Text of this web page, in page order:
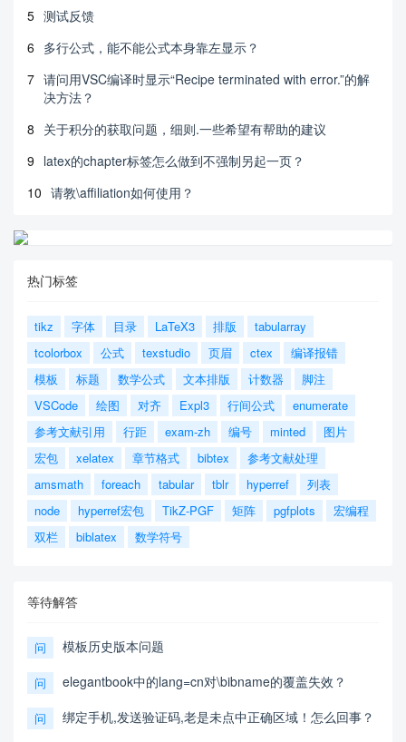
5 测试反馈
6 多行公式，能不能公式本身靠左显示？
7 请问用VSC编译时显示“Recipe terminated with error.”的解
决方法？
8 关于积分的获取问题，细则.一些希望有帮助的建议
9 latex的chapter标签怎么做到不强制另起一页？
10 请教\affiliation如何使用？
热门标签
tikz 字体 目录 LaTeX3 排版
tabularray
tcolorbox
公式 texstudio 页眉 ctex
编译报错
模板
标题 数学公式 文本排版 计数器
脚注
VSCode
绘图 对齐 Expl3 行间公式
enumerate
参考文献引用
行距 exam-zh 编号 minted
图片
宏包
xelatex 章节格式 bibtex
参考文献处理
amsmath
foreach tabular tblr hyperref
列表
node
hyperref宏包 TikZ-PGF 矩阵 pgfplots
宏编程
双栏
biblatex 数学符号
等待解答
问 模板历史版本问题
问 elegantbook中的lang=cn对\bibname的覆盖失效？
问 绑定手机,发送验证码,老是未点中正确区域！怎么回事？